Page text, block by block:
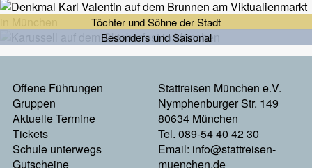
Töchter und Söhne der Stadt
Besonders und Saisonal
Footermenu
Links
Offene Führungen
Gruppen
Aktuelle Termine
Tickets
Schule unterwegs
Gutscheine
Stattreisen München e.V.
Nymphenburger Str. 149
80634 München
Tel. 089-54 40 42 30
Email: info@stattreisen-
muenchen.de